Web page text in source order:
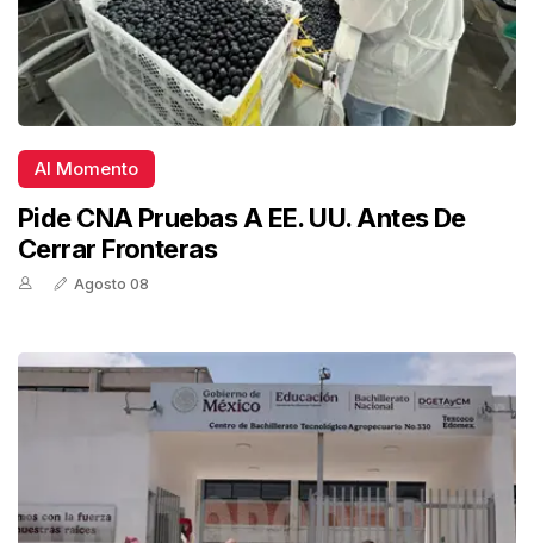
Al Momento
Pide CNA Pruebas A EE. UU. Antes De
Cerrar Fronteras
Agosto 08